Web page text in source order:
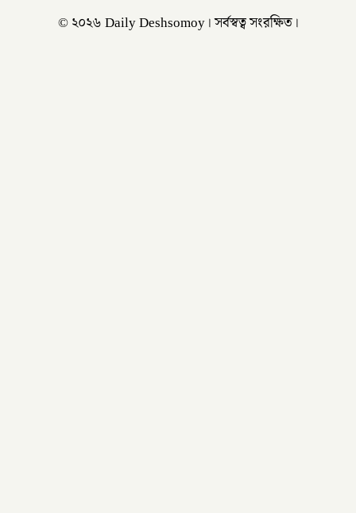
© ২০২৬ Daily Deshsomoy। সর্বস্বত্ব সংরক্ষিত।